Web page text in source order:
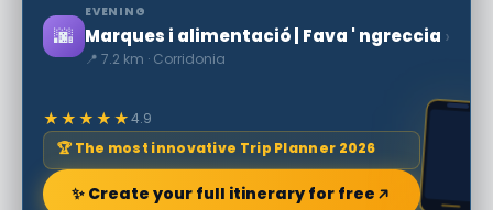
🌆
EVENING
Marques i alimentació | Fava ' ngreccia
📍 7.2 km · Corridonia
›
★★★★★4.9
🏆 The most innovative Trip Planner 2026
✨ Create your full itinerary for free